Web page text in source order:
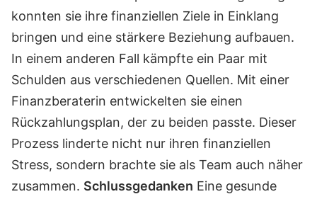
konnten sie ihre finanziellen Ziele in Einklang
bringen und eine stärkere Beziehung aufbauen.
In einem anderen Fall kämpfte ein Paar mit
Schulden aus verschiedenen Quellen. Mit einer
Finanzberaterin entwickelten sie einen
Rückzahlungsplan, der zu beiden passte. Dieser
Prozess linderte nicht nur ihren finanziellen
Stress, sondern brachte sie als Team auch näher
zusammen. Schlussgedanken Eine gesunde